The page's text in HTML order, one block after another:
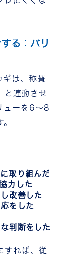
る：バリ
ギは、称賛
と連動させ
ューを6〜8
取り組んだ
力した
改善した
をした
判断をした
すれば、従